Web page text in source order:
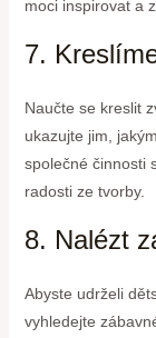
moci inspirovat a
7.
Naučte se kreslit
ukazujte jim,
společné činnosti
radosti ze tvorby.
8. Nalézt
Abyste udrželi
vyhledejte